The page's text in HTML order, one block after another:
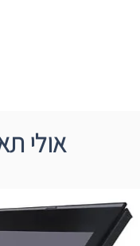
אולי